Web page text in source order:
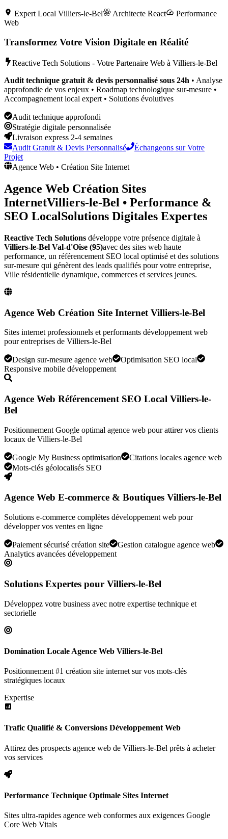
Expert Local Villiers-le-Bel Architecte React
Performance
Web
Transformez Votre Vision Digitale en Réalité
Reactive Tech Solutions - Votre Partenaire Web à Villiers-le-Bel
Audit technique gratuit & devis personnalisé sous 24h • Analyse
approfondie de vos enjeux • Roadmap technologique sur-mesure •
Accompagnement local expert • Solutions évolutives
Audit technique approfondi
Stratégie digitale personnalisée
Livraison express 2-4 semaines
Audit Gratuit & Devis Personnalisé
Échangeons sur Votre
Projet
Agence Web • Création Site Internet
Agence Web Création Sites
InternetVilliers-le-Bel • Performance &
SEO LocalSolutions Digitales Expertes
Reactive Tech Solutions développe votre présence digitale à
Villiers-le-Bel Val-d'Oise (95)avec des sites web haute
performance, un référencement SEO local optimisé et des solutions
sur-mesure qui génèrent des leads qualifiés pour votre entreprise,
Ville résidentielle dynamique, commerces et services jeunes.
Agence Web Création Site Internet Villiers-le-Bel
Sites internet professionnels et performants développement web
pour entreprises de Villiers-le-Bel
Design sur-mesure agence web
Optimisation SEO local
Responsive mobile développement
Agence Web Référencement SEO Local Villiers-le-
Bel
Positionnement Google optimal agence web pour attirer vos clients
locaux de Villiers-le-Bel
Google My Business optimisation
Citations locales agence web
Mots-clés géolocalisés SEO
Agence Web E-commerce & Boutiques Villiers-le-Bel
Solutions e-commerce complètes développement web pour
développer vos ventes en ligne
Paiement sécurisé création site
Gestion catalogue agence web
Analytics avancées développement
Solutions Expertes pour Villiers-le-Bel
Développez votre business avec notre expertise technique et
sectorielle
Domination Locale Agence Web Villiers-le-Bel
Positionnement #1 création site internet sur vos mots-clés
stratégiques locaux
Expertise
Trafic Qualifié & Conversions Développement Web
Attirez des prospects agence web de Villiers-le-Bel prêts à acheter
vos services
Performance Technique Optimale Sites Internet
Sites ultra-rapides agence web conformes aux exigences Google
Core Web Vitals